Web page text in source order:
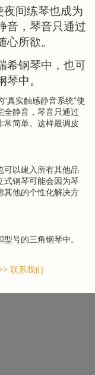
夜间练琴也成为
音，琴音只通过
所欲。
希钢琴中，也可
中。
真实触感静音系统”使
全静音，琴音只通过
常简单。这样最调皮
可以建入所有其他品
式钢琴可能会因为琴
其他的个性化解决方
号的三角钢琴中。
联系我们